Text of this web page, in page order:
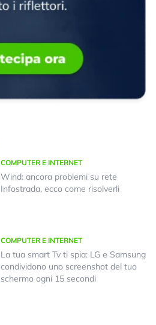
COMPUTER E INTERNET
Wind: ancora problemi su rete
Infostrada, ecco come risolverli
COMPUTER E INTERNET
La tua smart Tv ti spia: LG e Samsung
condividono uno screenshot del tuo
schermo ogni 15 secondi